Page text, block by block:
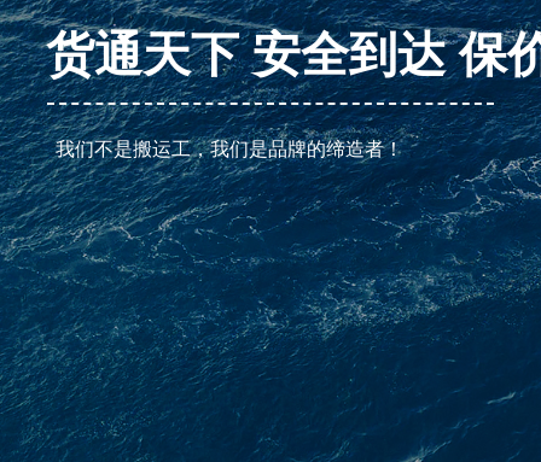
货通天下 安全到达 保
我们不是搬运工，我们是品牌的缔造者！